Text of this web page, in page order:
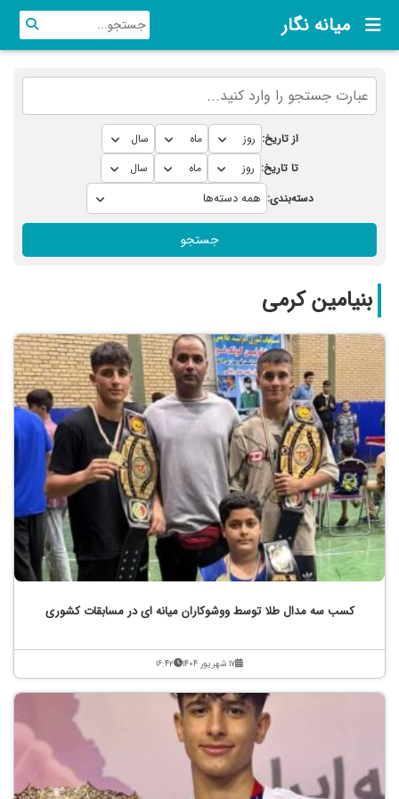
میانه نگار
از تاریخ:
تا تاریخ:
دسته‌بندی:
جستجو
بنیامین کرمی
کسب سه مدال طلا توسط ووشوکاران میانه ای در مسابقات کشوری
۱۷ شهریور ۱۴۰۴ ۱۶:۴۲